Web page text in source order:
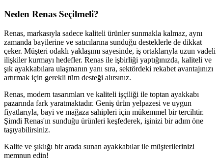
Neden Renas Seçilmeli?
Renas, markasıyla sadece kaliteli ürünler sunmakla kalmaz, aynı
zamanda bayilerine ve satıcılarına sunduğu desteklerle de dikkat
çeker. Müşteri odaklı yaklaşımı sayesinde, iş ortaklarıyla uzun vadeli
ilişkiler kurmayı hedefler. Renas ile işbirliği yaptığınızda, kaliteli ve
şık ayakkabılara ulaşmanın yanı sıra, sektördeki rekabet avantajınızı
artırmak için gerekli tüm desteği alırsınız.
Renas, modern tasarımları ve kaliteli işçiliği ile toptan ayakkabı
pazarında fark yaratmaktadır. Geniş ürün yelpazesi ve uygun
fiyatlarıyla, bayi ve mağaza sahipleri için mükemmel bir tercihtir.
Şimdi Renas'ın sunduğu ürünleri keşfederek, işinizi bir adım öne
taşıyabilirsiniz.
Kalite ve şıklığı bir arada sunan ayakkabılar ile müşterilerinizi
memnun edin!